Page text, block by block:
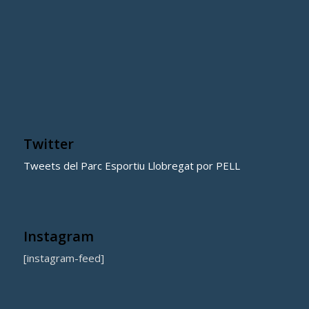
Twitter
Tweets del Parc Esportiu Llobregat por PELL
Instagram
[instagram-feed]